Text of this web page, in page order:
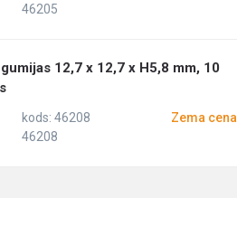
46205
12,7 x 12,7 x H5,8 mm, 10
kods: 46208
46208
Zema cena